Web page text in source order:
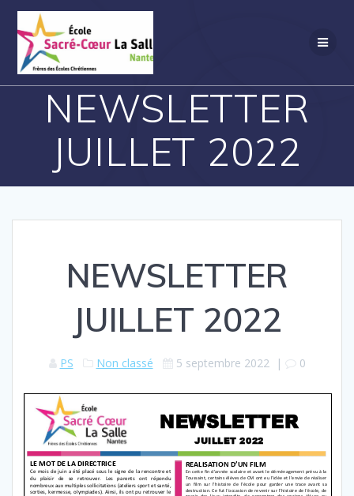
NEWSLETTER
JUILLET 2022
NEWSLETTER
JUILLET 2022
PS Non classé 5 septembre 2022| 0